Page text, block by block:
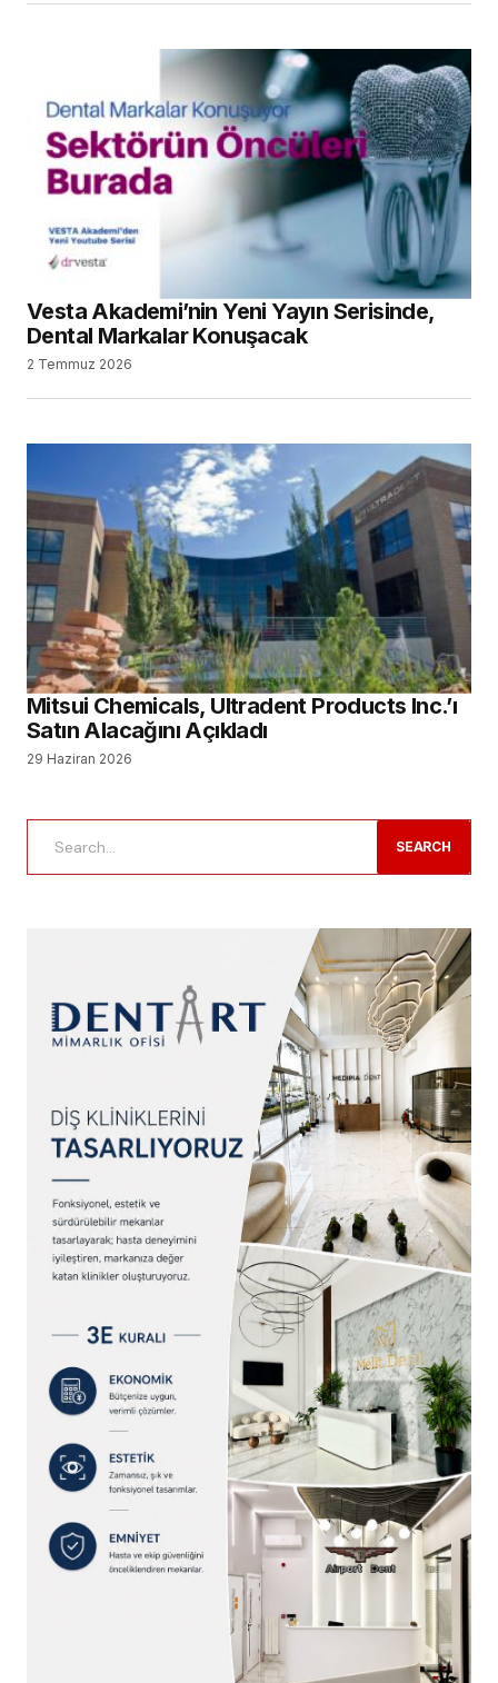
Vesta Akademi’nin Yeni Yayın Serisinde,
Dental Markalar Konuşacak
2 Temmuz 2026
Mitsui Chemicals, Ultradent Products Inc.’ı
Satın Alacağını Açıkladı
29 Haziran 2026
SEARCH